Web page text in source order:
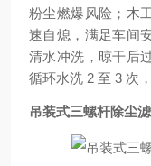
粉尘燃爆风险；木
速自熄，满足车间
清水冲洗，晾干后
循环水洗 2 至 3 次
吊装式三螺杆除尘